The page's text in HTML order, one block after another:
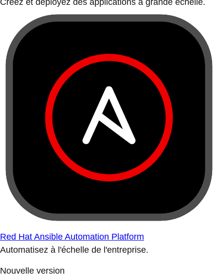
Créez et déployez des applications à grande échelle.
Red Hat Ansible Automation Platform
Automatisez à l'échelle de l'entreprise.
Nouvelle version